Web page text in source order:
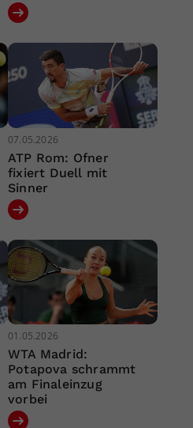
07.05.2026
ATP Rom: Ofner
fixiert Duell mit
Sinner
01.05.2026
WTA Madrid:
Potapova schrammt
am Finaleinzug
vorbei